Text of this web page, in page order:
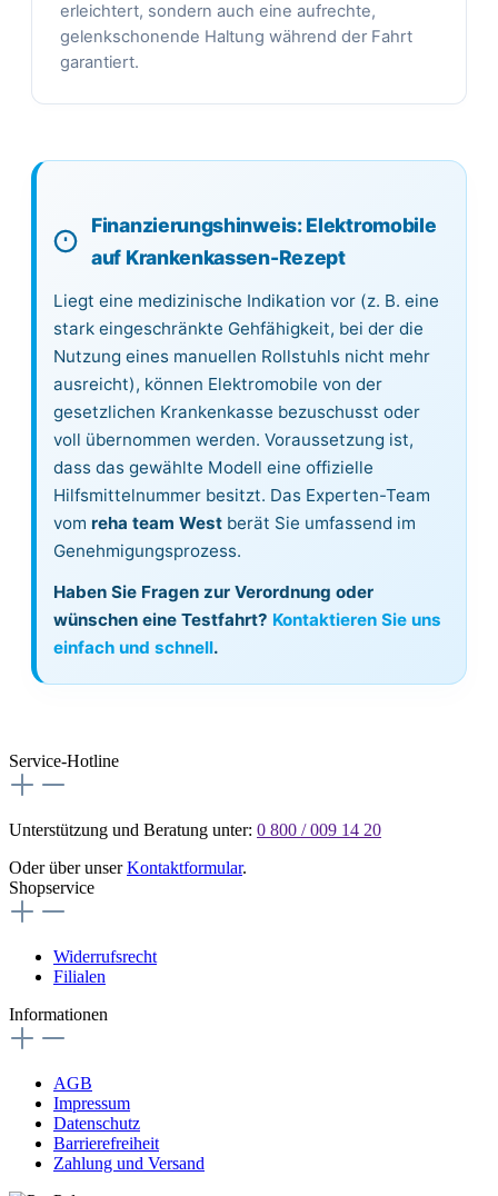
erleichtert, sondern auch eine aufrechte,
gelenkschonende Haltung während der Fahrt
garantiert.
Finanzierungshinweis: Elektromobile
auf Krankenkassen-Rezept
Liegt eine medizinische Indikation vor (z. B. eine
stark eingeschränkte Gehfähigkeit, bei der die
Nutzung eines manuellen Rollstuhls nicht mehr
ausreicht), können Elektromobile von der
gesetzlichen Krankenkasse bezuschusst oder
voll übernommen werden. Voraussetzung ist,
dass das gewählte Modell eine offizielle
Hilfsmittelnummer besitzt. Das Experten-Team
vom reha team West berät Sie umfassend im
Genehmigungsprozess.
Haben Sie Fragen zur Verordnung oder
wünschen eine Testfahrt? Kontaktieren Sie uns
einfach und schnell.
Service-Hotline
Unterstützung und Beratung unter: 0 800 / 009 14 20
Oder über unserKontaktformular.
Shopservice
Widerrufsrecht
Filialen
Informationen
AGB
Impressum
Datenschutz
Barrierefreiheit
Zahlung und Versand